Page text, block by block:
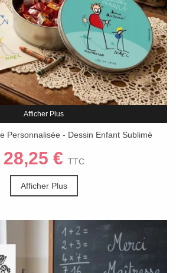
Afficher Plus
Personnalisée - Dessin Enfant Sublimé
28,25 € TTC
Afficher Plus